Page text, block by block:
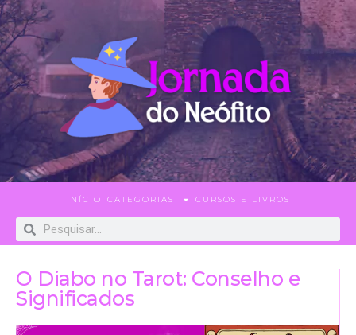
INÍCIO CATEGORIAS CURSOS E LIVROS
O Diabo no Tarot: Conselho e
Significados